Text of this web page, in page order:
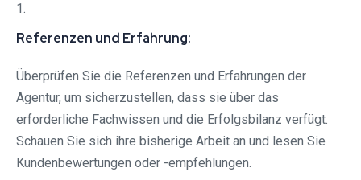
1.
Referenzen und Erfahrung:
Überprüfen Sie die Referenzen und Erfahrungen der
Agentur, um sicherzustellen, dass sie über das
erforderliche Fachwissen und die Erfolgsbilanz verfügt.
Schauen Sie sich ihre bisherige Arbeit an und lesen Sie
Kundenbewertungen oder -empfehlungen.